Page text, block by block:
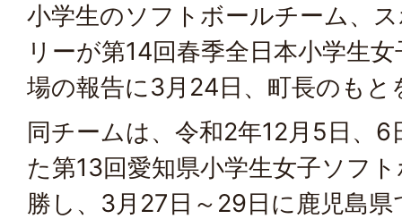
小学生のソフトボールチーム、
リーが第14回春季全日本小学生
場の報告に3月24日、町長のもと
同チームは、令和2年12月5日、
た第13回愛知県小学生女子ソフ
勝し、3月27日～29日に鹿児島